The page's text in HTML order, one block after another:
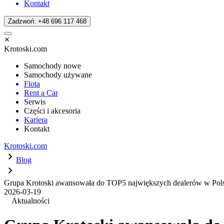
Kontakt
Zadzwoń: +48 696 117 468
Krotoski.com
Samochody nowe
Samochody używane
Flota
Rent a Car
Serwis
Części i akcesoria
Kariera
Kontakt
Krotoski.com
Blog
Grupa Krotoski awansowała do TOP5 największych dealerów w
2026-03-19
Aktualności